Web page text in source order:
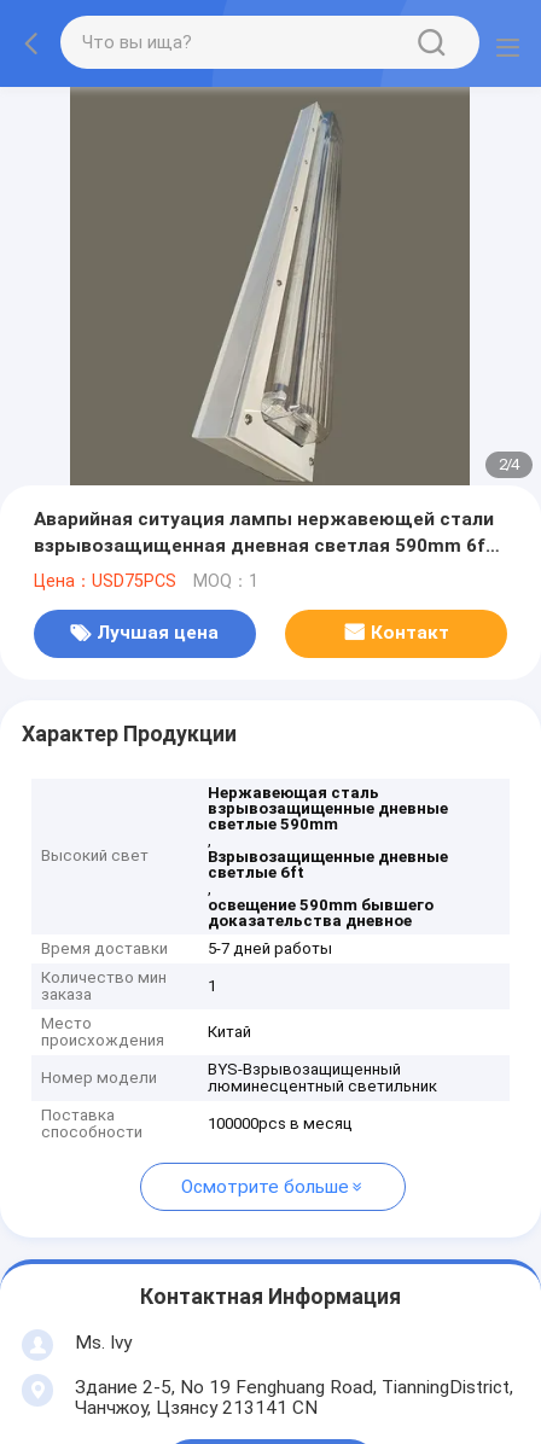
2/4
Аварийная ситуация лампы нержавеющей стали
взрывозащищенная дневная светлая 590mm 6ft
жароустойчивая
Цена：USD75PCS MOQ：1
Лучшая цена Контакт
Характер Продукции
Высокий свет
Нержавеющая сталь
взрывозащищенные дневные
светлые 590mm
,
Взрывозащищенные дневные
светлые 6ft
,
освещение 590mm бывшего
доказательства дневное
Время доставки
5-7 дней работы
Количество мин
заказа
1
Место
происхождения
Китай
Номер модели
BYS-Взрывозащищенный
люминесцентный светильник
Поставка
способности
100000pcs в месяц
Осмотрите больше
Контактная Информация
Ms. Ivy
Здание 2-5, No 19 Fenghuang Road, TianningDistrict,
Чанчжоу, Цзянсу 213141 CN